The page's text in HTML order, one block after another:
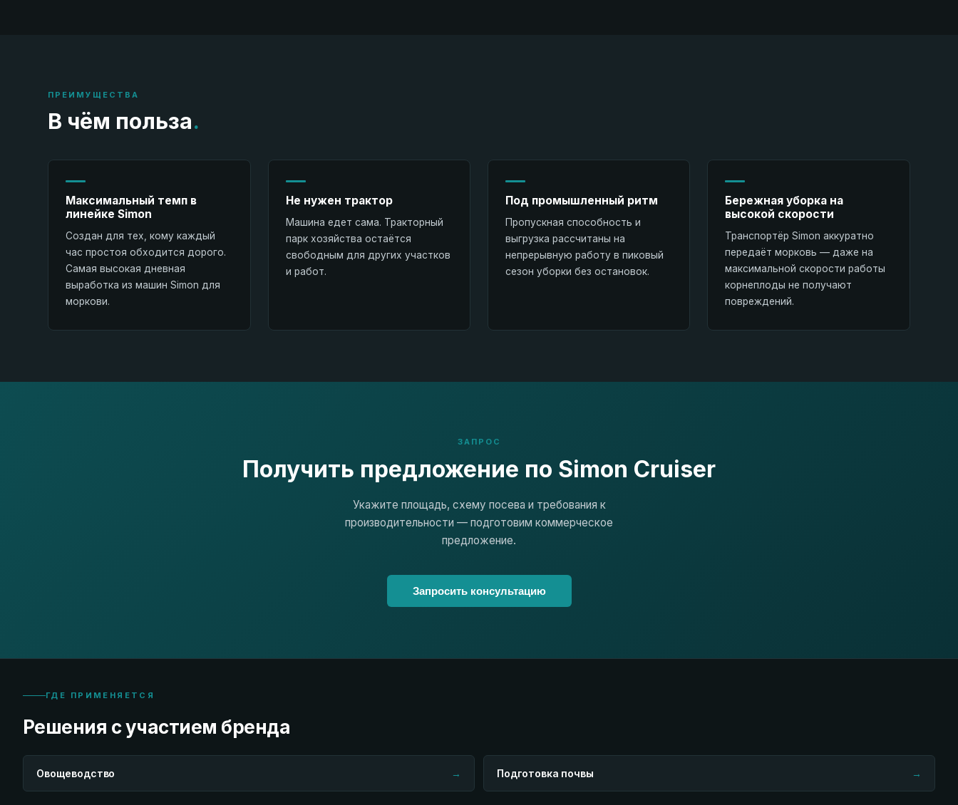
ПРЕИМУЩЕСТВА
В чём польза.
Максимальный темп в
линейке Simon
Создан для тех, кому каждый
час простоя обходится дорого.
Самая высокая дневная
выработка из машин Simon для
моркови.
Не нужен трактор
Машина едет сама. Тракторный
парк хозяйства остаётся
свободным для других участков
и работ.
Под промышленный ритм
Пропускная способность и
выгрузка рассчитаны на
непрерывную работу в пиковый
сезон уборки без остановок.
Бережная уборка на
высокой скорости
Транспортёр Simon аккуратно
передаёт морковь — даже на
максимальной скорости работы
корнеплоды не получают
повреждений.
ЗАПРОС
Получить предложение по Simon Cruiser
Укажите площадь, схему посева и требования к
производительности — подготовим коммерческое
предложение.
Запросить консультацию
ГДЕ ПРИМЕНЯЕТСЯ
Решения с участием бренда
Овощеводство → Подготовка почвы →